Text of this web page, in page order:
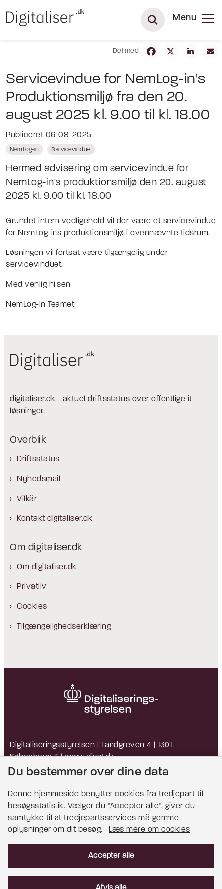
Menu
Del med
Servicevindue for NemLog-in's
Produktionsmiljø fra den 20.
august 2025 kl. 9.00 til kl. 18.00
Publiceret 06-08-2025
NemLog-in Servicevindue
Hermed advisering om servicevindue for
NemLog-in's produktionsmiljø den 20. august
2025 kl. 9.00 til kl. 18.00
Grundet intern vedligehold vil der være et servicevindue
for NemLog-ins produktionsmiljø i ovennævnte tidsrum.
Løsningen vil fortsat være tilgængelig under
servicevinduet.
Med venlig hilsen
NemLog-in Teamet
digitaliser.dk - aktuel driftsstatus over offentlige it-
løsninger.
Overblik
Driftsstatus
Nyhedsmail
Vilkår
Kontakt digitaliser.dk
Om digitaliser.dk
Om digitaliser.dk
Privatliv
Cookies
Tilgængelighedserklæring
Digitaliseringsstyrelsen | Landgreven 4 | 1301
København K |www.digst.dk
EAN: 5798009814203 | CVR: 34051178
Bemærk!
Læs mere om cookies
Du bestemmer over dine data
Denne hjemmeside benytter cookies fra tredjepart til
besøgsstatistik. Vælger du ''Accepter alle'', giver du
samtykke til at tredjepartsservices må gemme
oplysninger om dit besøg.
Læs mere om cookies
Accepter alle